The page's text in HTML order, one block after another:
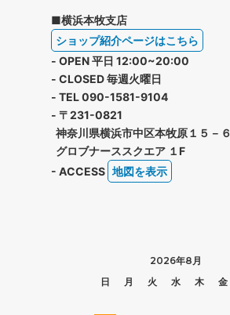
■横浜本牧支店
ショップ紹介ページはこちら
- OPEN 平日 12:00~20:00
- CLOSED 毎週火曜日
- TEL 090-1581-9104
- 〒231-0821
神奈川県横浜市中区本牧原１５－６
グロブナーススクエア １F
- ACCESS 地図を表示
2026年8月
日
月 火 水 木 金